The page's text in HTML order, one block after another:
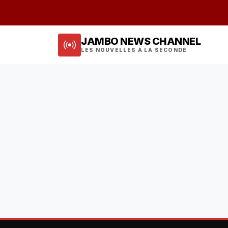
JAMBO NEWS CHANNEL
LES NOUVELLES À LA SECONDE